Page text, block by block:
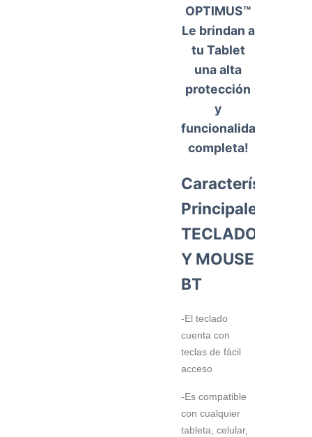
OPTIMUS™
Le brindan a
tu Tablet
una alta
protección
y
funcionalidad
completa!
Características
Principales
TECLADO
Y MOUSE
BT
-El teclado
cuenta con
teclas de fácil
acceso
-Es compatible
con cualquier
tableta, celular,